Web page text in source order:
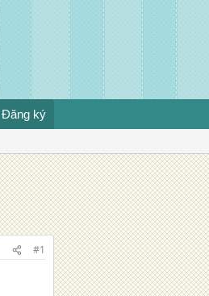
Đăng ký
#1